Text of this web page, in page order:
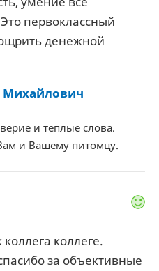
первоклассный
денежной
Михайлович
и теплые слова.
и Вашему питомцу.
коллеге.
за объективные